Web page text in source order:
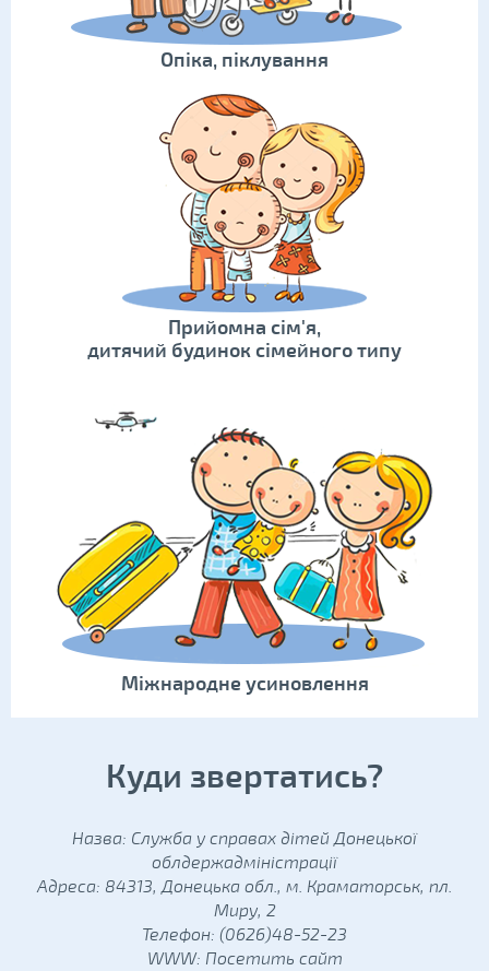
Опіка, піклування
Прийомна сім'я,
дитячий будинок сімейного типу
Міжнародне усиновлення
Куди звертатись?
Назва: Служба у справах дітей Донецької
облдержадміністрації
Адреса: 84313, Донецька обл., м. Краматорськ, пл.
Миру, 2
Телефон: (0626)48-52-23
WWW: Посетить сайт